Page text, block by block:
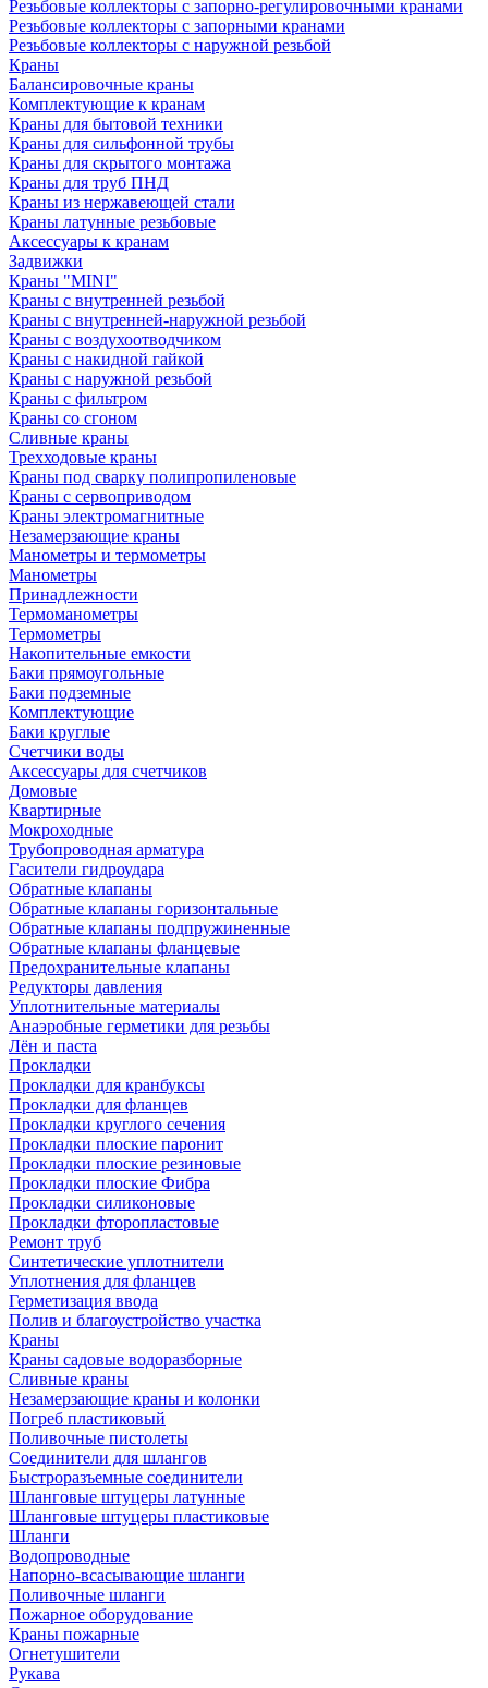
Резьбовые коллекторы с запорно-регулировочными кранами
Резьбовые коллекторы с запорными кранами
Резьбовые коллекторы с наружной резьбой
Краны
Балансировочные краны
Комплектующие к кранам
Краны для бытовой техники
Краны для сильфонной трубы
Краны для скрытого монтажа
Краны для труб ПНД
Краны из нержавеющей стали
Краны латунные резьбовые
Аксессуары к кранам
Задвижки
Краны "MINI"
Краны с внутренней резьбой
Краны с внутренней-наружной резьбой
Краны с воздухоотводчиком
Краны с накидной гайкой
Краны с наружной резьбой
Краны с фильтром
Краны со сгоном
Сливные краны
Трехходовые краны
Краны под сварку полипропиленовые
Краны с сервоприводом
Краны электромагнитные
Незамерзающие краны
Манометры и термометры
Манометры
Принадлежности
Термоманометры
Термометры
Накопительные емкости
Баки прямоугольные
Баки подземные
Комплектующие
Баки круглые
Счетчики воды
Аксессуары для счетчиков
Домовые
Квартирные
Мокроходные
Трубопроводная арматура
Гасители гидроудара
Обратные клапаны
Обратные клапаны горизонтальные
Обратные клапаны подпружиненные
Обратные клапаны фланцевые
Предохранительные клапаны
Редукторы давления
Уплотнительные материалы
Анаэробные герметики для резьбы
Лён и паста
Прокладки
Прокладки для кранбуксы
Прокладки для фланцев
Прокладки круглого сечения
Прокладки плоские паронит
Прокладки плоские резиновые
Прокладки плоские Фибра
Прокладки силиконовые
Прокладки фторопластовые
Ремонт труб
Синтетические уплотнители
Уплотнения для фланцев
Герметизация ввода
Полив и благоустройство участка
Краны
Краны садовые водоразборные
Сливные краны
Незамерзающие краны и колонки
Погреб пластиковый
Поливочные пистолеты
Соединители для шлангов
Быстроразъемные соединители
Шланговые штуцеры латунные
Шланговые штуцеры пластиковые
Шланги
Водопроводные
Напорно-всасывающие шланги
Поливочные шланги
Пожарное оборудование
Краны пожарные
Огнетушители
Рукава